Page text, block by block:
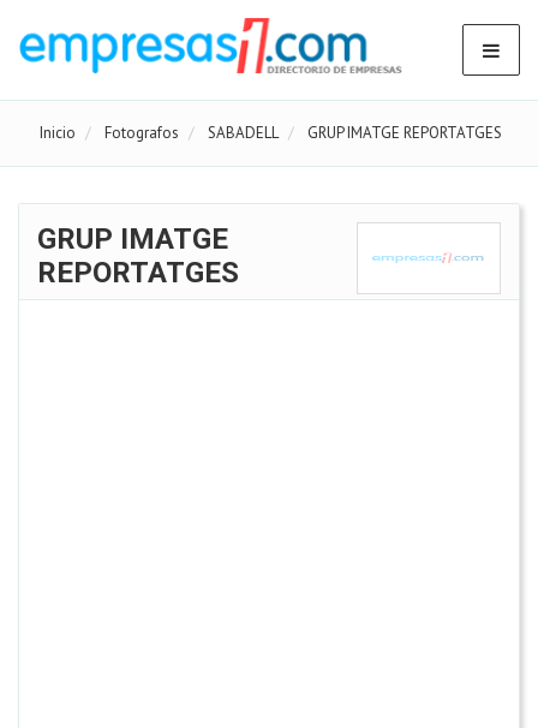
Inicio Fotografos SABADELL GRUP IMATGE REPORTATGES
GRUP IMATGE
REPORTATGES